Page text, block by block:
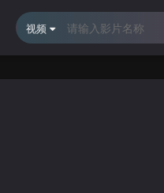
视频